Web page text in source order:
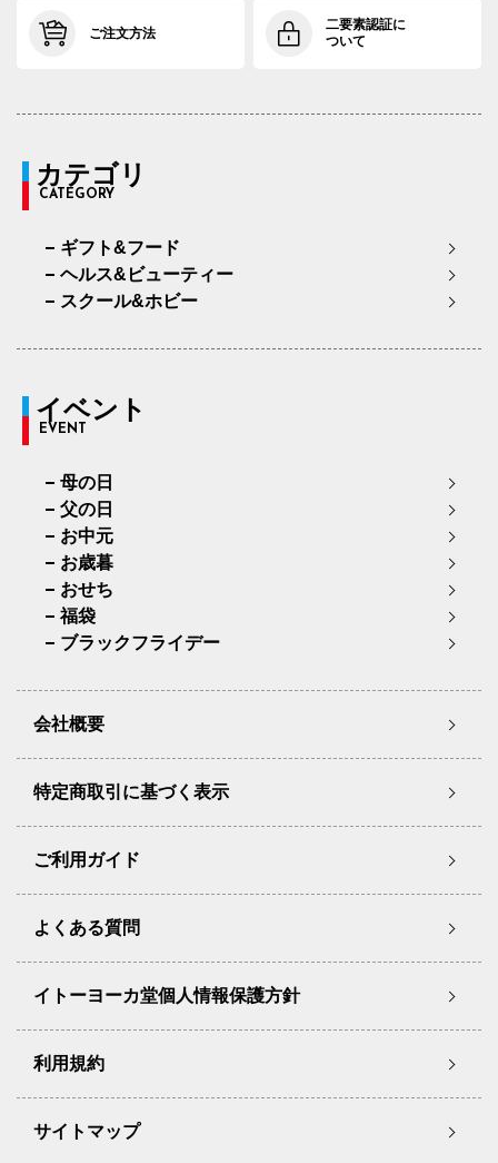
ご注文方法
二要素認証に
ついて
カテゴリ
CATEGORY
ギフト&フード
ヘルス&ビューティー
スクール&ホビー
イベント
EVENT
母の日
父の日
お中元
お歳暮
おせち
福袋
ブラックフライデー
会社概要
特定商取引に基づく表示
ご利用ガイド
よくある質問
イトーヨーカ堂個人情報保護方針
利用規約
サイトマップ